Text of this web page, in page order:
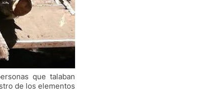
que talaban
de los elementos